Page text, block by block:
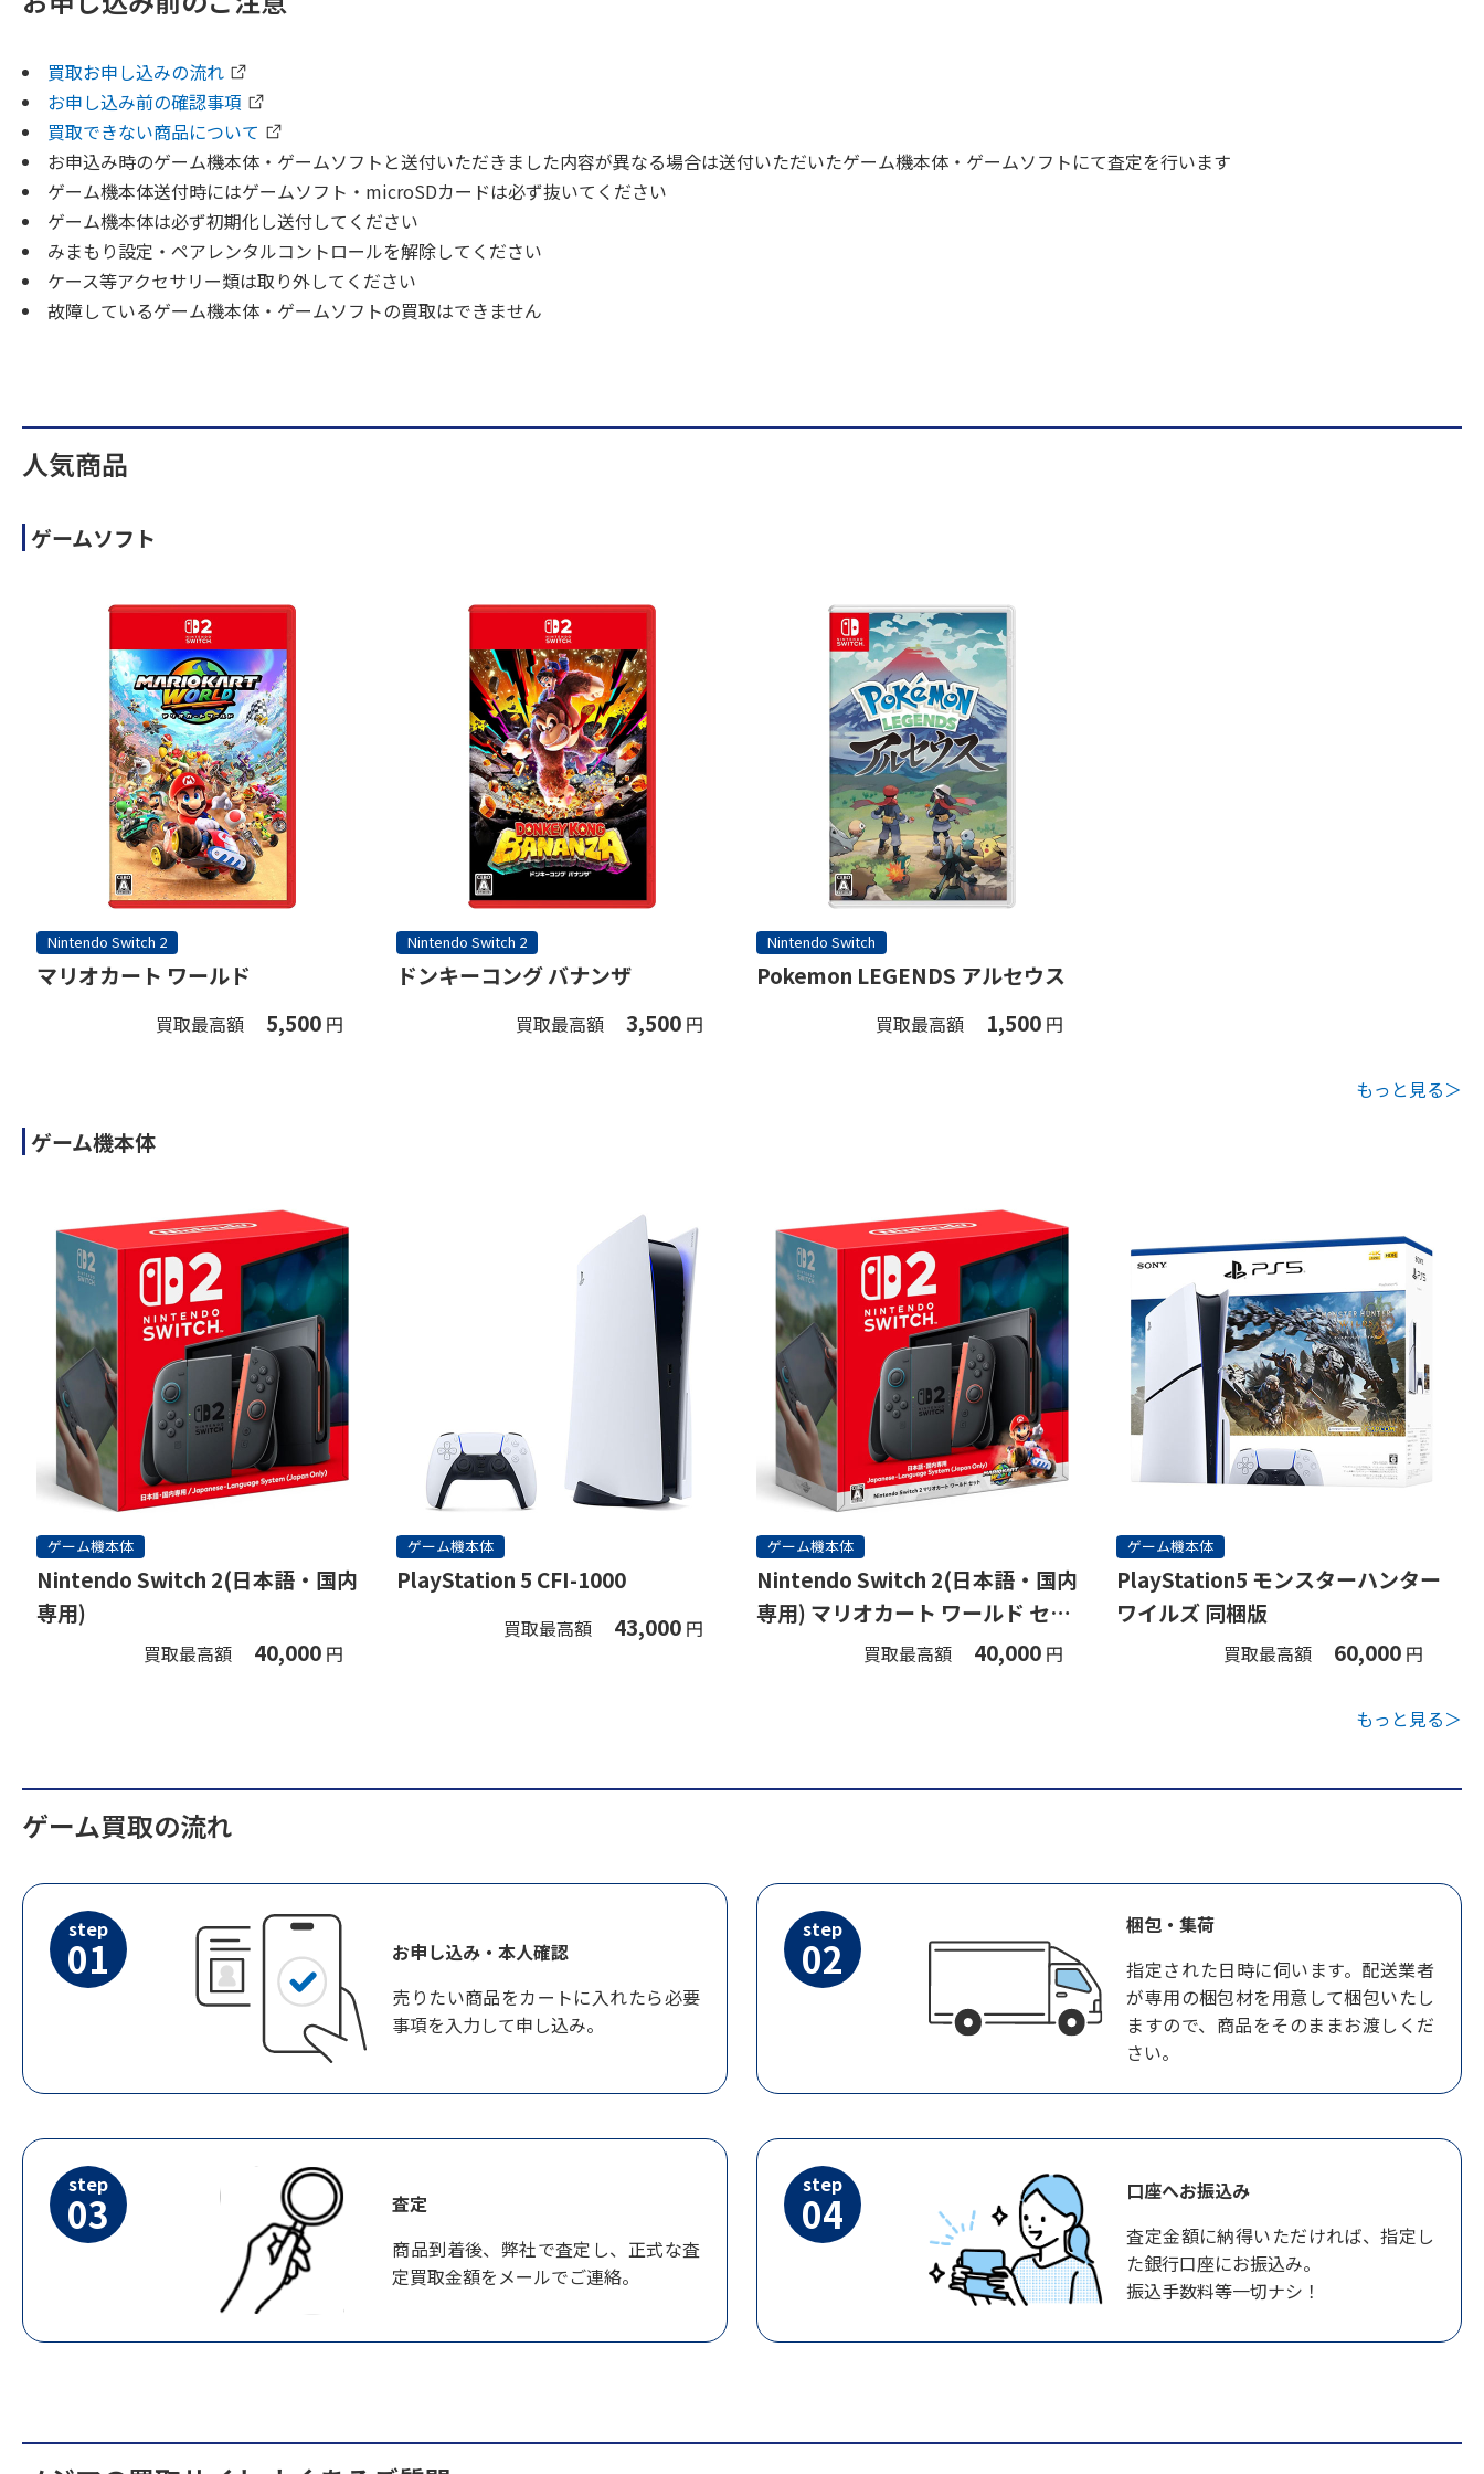
買取お申し込みの流れ
お申し込み前の確認事項
買取できない商品について
お申込み時のゲーム機本体・ゲームソフトと送付いただきました内容が異なる場合は送付いただいたゲーム機本体・ゲームソフトにて査定を行います
ゲーム機本体送付時にはゲームソフト・microSDカードは必ず抜いてください
ゲーム機本体は必ず初期化し送付してください
みまもり設定・ペアレンタルコントロールを解除してください
ケース等アクセサリー類は取り外してください
故障しているゲーム機本体・ゲームソフトの買取はできません
人気商品
ゲームソフト
Nintendo Switch 2
マリオカート ワールド
買取最高額 5,500 円
Nintendo Switch 2
ドンキーコング バナンザ
買取最高額 3,500 円
Nintendo Switch
Pokemon LEGENDS アルセウス
買取最高額 1,500 円
もっと見る＞
ゲーム機本体
ゲーム機本体
Nintendo Switch 2(日本語・国内
専用)
買取最高額 40,000 円
ゲーム機本体
PlayStation 5 CFI-1000
買取最高額 43,000 円
ゲーム機本体
Nintendo Switch 2(日本語・国内
専用) マリオカート ワールド セッ
買取最高額 40,000 円
ゲーム機本体
PlayStation5 モンスターハンター
ワイルズ 同梱版
買取最高額 60,000 円
もっと見る＞
ゲーム買取の流れ
step
01
お申し込み・本人確認
売りたい商品をカートに入れたら必要
事項を入力して申し込み。
step
02
梱包・集荷
指定された日時に伺います。配送業者
が専用の梱包材を用意して梱包いたし
ますので、商品をそのままお渡しくだ
さい。
step
03
査定
商品到着後、弊社で査定し、正式な査
定買取金額をメールでご連絡。
step
04
口座へお振込み
査定金額に納得いただければ、指定し
た銀行口座にお振込み。
振込手数料等一切ナシ！